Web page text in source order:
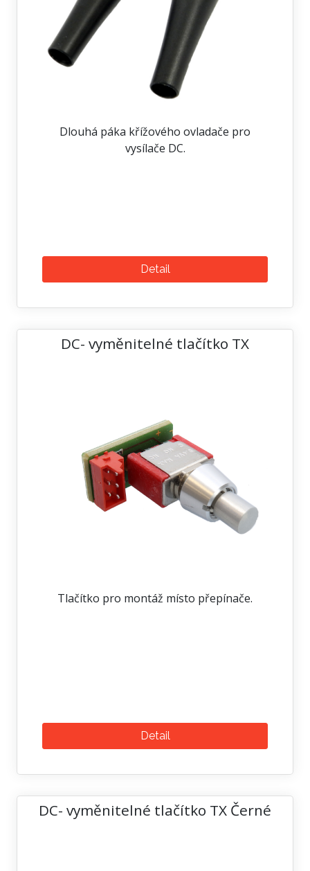
Dlouhá páka křížového ovladače pro
vysílače DC.
Detail
DC- vyměnitelné tlačítko TX
Tlačítko pro montáž místo přepínače.
Detail
DC- vyměnitelné tlačítko TX Černé